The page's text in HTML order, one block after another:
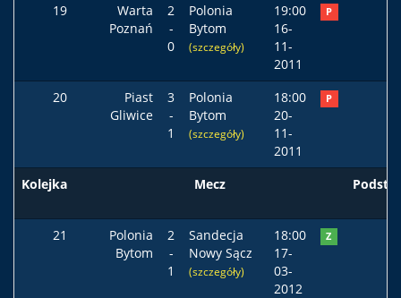
19
Warta
Poznań
2
-
0
Polonia
Bytom
(szczegóły)
19:00
16-
11-
2011
P
20
Piast
Gliwice
3
-
1
Polonia
Bytom
(szczegóły)
18:00
20-
11-
2011
P
Kolejka Mecz Podst
21
Polonia
Bytom
2
-
1
Sandecja
Nowy Sącz
(szczegóły)
18:00
17-
03-
2012
Z